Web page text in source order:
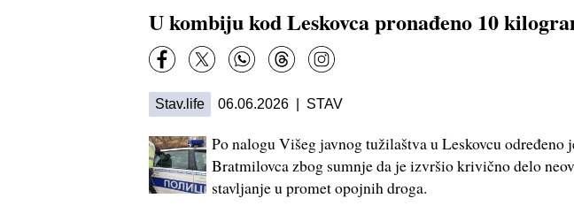
U kombiju kod Leskovca pronađeno 10
Stav.life 06.06.2026 | STAV
Po nalogu Višeg javnog tužilaštva u Leskovcu određeno
Bratmilovca zbog sumnje da je izvršio krivično delo
stavljanje u promet opojnih droga.